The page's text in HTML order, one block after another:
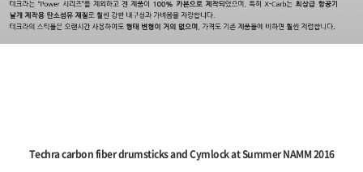
Techra carbon fiber drumsticks and Cymlock at Summer NAMM 2016